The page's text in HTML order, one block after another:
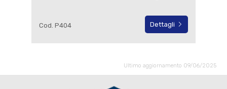
Cod. P404 Dettagli
Ultimo aggiornamento 09/06/2025